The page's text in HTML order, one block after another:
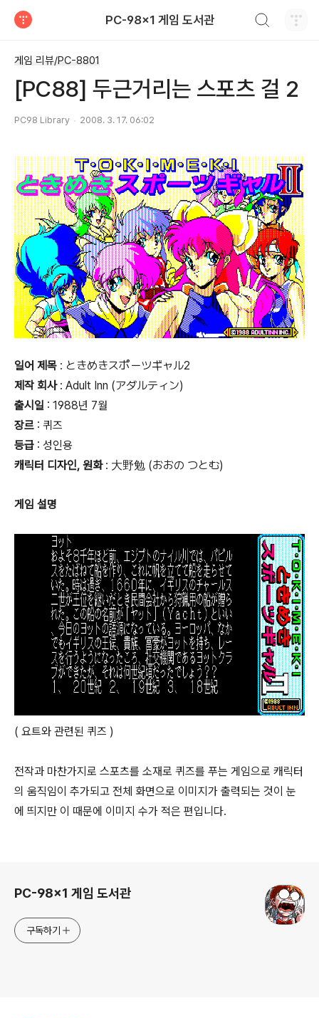
PC-98x1 게임 도서관
게임 리뷰/PC-8801
[PC88] 두근거리는 스포츠 걸 2
PC98 Library 2008. 3. 17. 06:02
일어 제목 : ときめきスポーツギャル2
제작 회사: Adult Inn (アダルティン)
출시일 : 1988년 7월
장르 : 퀴즈
등급 : 성인용
캐릭터 디자인, 원화: 大野勉 (おおの つとむ)
게임 설명
( 요트와 관련된 퀴즈 )
전작과 마찬가지로 스포츠를 소재로 퀴즈를 푸는 게임으로 캐릭터
의 움직임이 추가되고 전체 화면으로 이미지가 출력되는 것이 눈
에 띄지만 이 때문에 이미지 수가 적은 편입니다.
PC-98x1 게임 도서관
구독하기